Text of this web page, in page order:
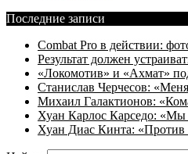
Последние записи
Combat Pro в действии:
Результат должен
«Локомотив» и «Ахмат»
Станислав Черчесов:
Михаил Галактионов:
Хуан Карлос Карседо: «Мы
Хуан Диас Кинта: «Против